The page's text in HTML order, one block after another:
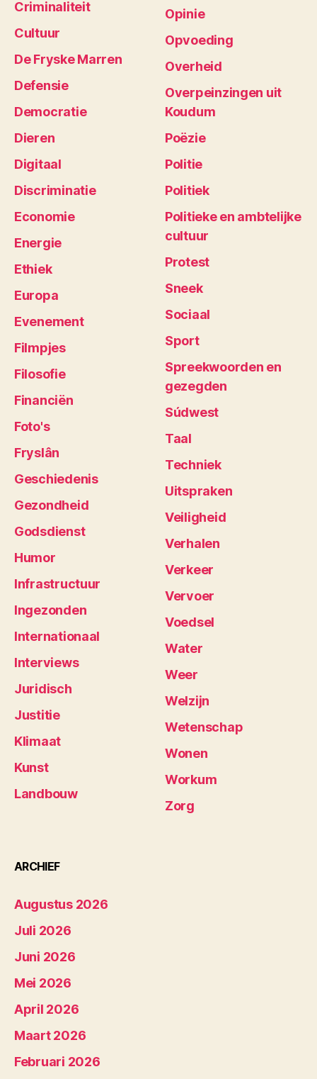
Criminaliteit
Cultuur
De Fryske Marren
Defensie
Democratie
Dieren
Digitaal
Discriminatie
Economie
Energie
Ethiek
Europa
Evenement
Filmpjes
Filosofie
Financiën
Foto's
Fryslân
Geschiedenis
Gezondheid
Godsdienst
Humor
Infrastructuur
Ingezonden
Internationaal
Interviews
Juridisch
Justitie
Klimaat
Kunst
Landbouw
Opinie
Opvoeding
Overheid
Overpeinzingen uit
Koudum
Poëzie
Politie
Politiek
Politieke en ambtelijke
cultuur
Protest
Sneek
Sociaal
Sport
Spreekwoorden en
gezegden
Súdwest
Taal
Techniek
Uitspraken
Veiligheid
Verhalen
Verkeer
Vervoer
Voedsel
Water
Weer
Welzijn
Wetenschap
Wonen
Workum
Zorg
ARCHIEF
Augustus 2026
Juli 2026
Juni 2026
Mei 2026
April 2026
Maart 2026
Februari 2026